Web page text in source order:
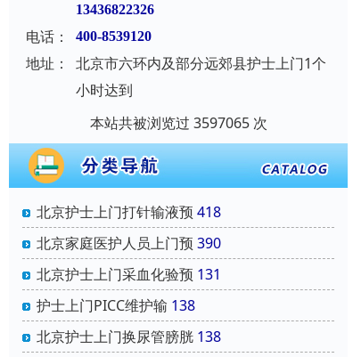
13436822326
电话： 400-8539120
地址：
北京市六环内及部分远郊县护士上门1个
小时达到
本站共被浏览过 3597065 次
北京护士上门打针输液预 418
北京家庭医护人员上门预 390
北京护士上门采血化验预 131
护士上门PICC维护输 138
北京护士上门换尿管膀胱 138